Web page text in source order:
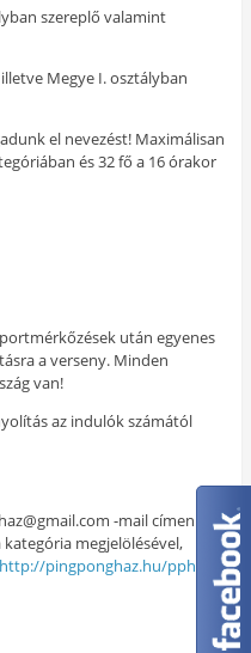
szereplő valamint
Megye I. osztályban
el nevezést! Maximálisan
és 32 fő a 16 órakor
után egyenes
a verseny. Minden
van!
az indulók számától
-mail címen a
megjelölésével,
http://pingponghaz.hu/pph-